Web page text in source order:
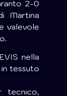
2-0
Martina
valevole
nella
tessuto
tecnico,